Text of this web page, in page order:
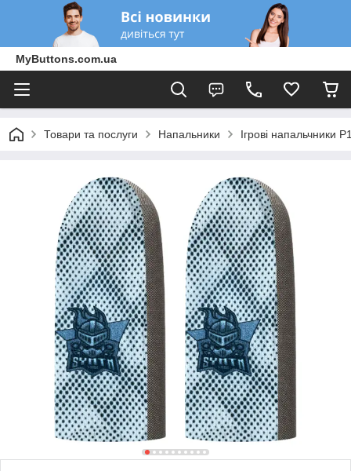
MyButtons.com.ua
Товари та послуги Напальники Ігрові напальчники